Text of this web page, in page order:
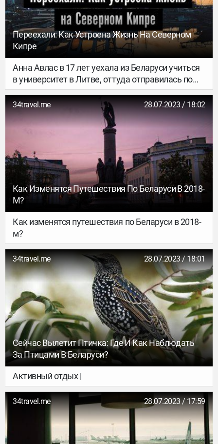
Переехали: Как Устроена Жизнь На Северном
Кипре
Анна Авлас в 17 лет уехала из Беларуси учиться
в университет в Литве, оттуда отправилась по
обмену в Турцию, а затем к берегам Северного
Кипра, где получила степень магистра
социальных наук и осталась работать в
международном маркетинге своего
университета. Параллельно преподает уличные
стили танца и делится опытом путешествий на
сайте.
34travel.me 28.07.2023 / 18:02
Как Изменятся Путешествия По Беларуси В 2018-
М?
Как изменятся путешествия по Беларуси в 2018-
м?
34travel.me 28.07.2023 / 18:01
Сейчас Вылетит Птичка: Где И Как Наблюдать
За Птицами В Беларуси?
Активный отдых |
34travel.me 28.07.2023 / 17:59